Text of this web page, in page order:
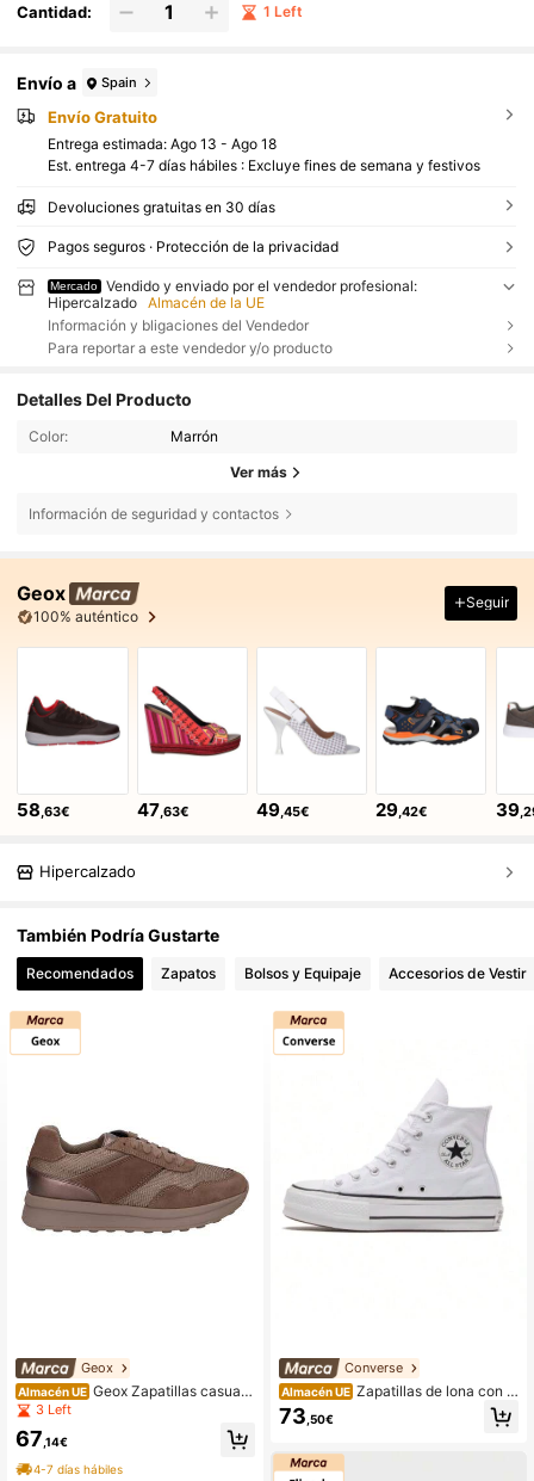
Cantidad: 1 Left
Envío a Spain
Envío Gratuito
Entrega estimada: Ago 13 - Ago 18
Est. entrega 4-7 días hábiles : Excluye fines de semana y festivos
Devoluciones gratuitas en 30 días
Pagos seguros · Protección de la privacidad
Mercado
Vendido y enviado por el vendedor profesional:
Hipercalzado
Almacén de la UE
Información y bligaciones del Vendedor
Para reportar a este vendedor y/o producto
Detalles Del Producto
Color: Marrón
Ver más
Información de seguridad y contactos
Geox
100% auténtico
Seguir
58 ,63€ 47,63€ 49,45€ 29 ,42€ 39
Hipercalzado
También Podría Gustarte
Recomendados Zapatos Bolsos y Equipaje Accesorios de Vestir
Geox
Almacén UE Geox Zapatillas casual
para mujer D46RRA 022AS D RUN
3 Left
67 ,14€
4-7 días hábiles
Converse
Almacén UE Zapatillas de lona con s
uela gruesa Converse All Star Lift C
lassic para mujer 560845C
73 ,50€